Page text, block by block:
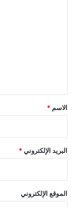
*
الاسم *
البريد الإلكتروني*
الموقع الإلكتروني